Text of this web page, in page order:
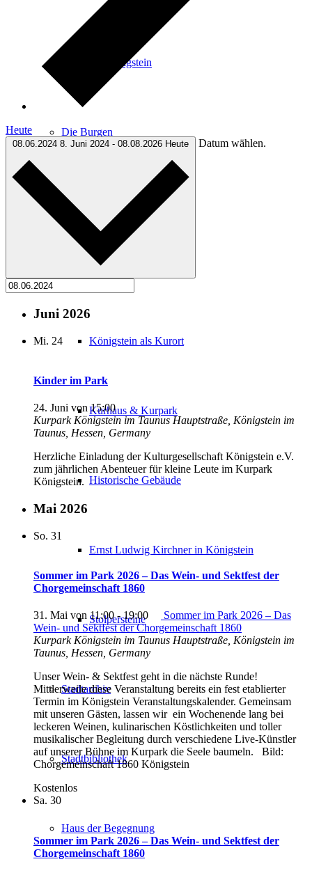
Kultur in Königstein
Die Burgen
Stadtgeschichte
Königstein als Kurort
Kurhaus & Kurpark
Historische Gebäude
Ernst Ludwig Kirchner in Königstein
Stolpersteine
Stadtarchiv
Stadtbibliothek
Haus der Begegnung
Heute
08.06.2024 8. Juni 2024 - 08.08.2026 Heute Datum wählen.
Juni 2026
Mi. 24
Kinder im Park
24. Juni von 15:00
Kurpark Königstein im Taunus Hauptstraße, Königstein im
Taunus, Hessen, Germany
Herzliche Einladung der Kulturgesellschaft Königstein e.V.
zum jährlichen Abenteuer für kleine Leute im Kurpark
Königstein.
Mai 2026
So. 31
Sommer im Park 2026 – Das Wein- und Sektfest der
Chorgemeinschaft 1860
31. Mai von 11:00-19:00
Sommer im Park 2026 – Das
Wein- und Sektfest der Chorgemeinschaft 1860
Kurpark Königstein im Taunus Hauptstraße, Königstein im
Taunus, Hessen, Germany
Unser ‍Wein- ‍& ‍Sektfest ‍geht ‍in ‍die ‍nächste ‍Runde!
‍Mittlerweile ‍diese Veranstaltung ‍bereits ‍ein ‍fest ‍etablierter
‍Termin ‍im ‍Königstein ‍Veranstaltungskalender. ‍Gemeinsam
‍mit ‍unseren ‍Gästen, ‍lassen ‍wir ‍ein ‍Wochenende ‍lang ‍bei
‍leckeren ‍Weinen, ‍kulinarischen ‍Köstlichkeiten ‍und ‍toller
‍musikalischer ‍Begleitung ‍durch ‍verschiedene ‍Live-Künstler
‍auf ‍unserer ‍Bühne ‍im ‍Kurpark ‍die Seele baumeln. Bild:
Chorgemeinschaft 1860 Königstein
Kostenlos
Sa. 30
Sommer im Park 2026 – Das Wein- und Sektfest der
Chorgemeinschaft 1860